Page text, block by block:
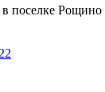
Рощино в